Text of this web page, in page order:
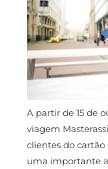
A partir de 15 de
viagem
clientes do cartão
uma importante